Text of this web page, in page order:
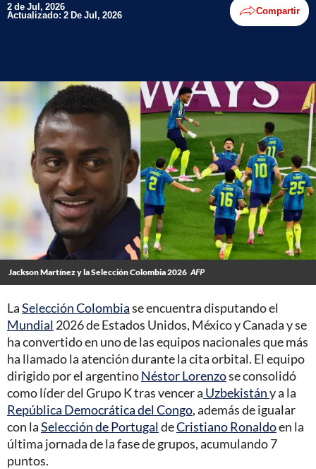
2 de Jul, 2026
Actualizado: 2 De Jul, 2026 Compartir
Jackson Martínez y la Selección Colombia 2026 AFP
LaSelección Colombiase encuentra disputando el
Mundial 2026 de Estados Unidos, México y Canada y se
ha convertido en uno de las equipos nacionales que más
ha llamado la atención durante la cita orbital. El equipo
dirigido por el argentinoNéstor Lorenzose consolidó
como líder del Grupo K tras vencer a Uzbekistány a la
República Democrática del Congo, además de igualar
con laSelección de PortugaldeCristiano Ronaldoen la
última jornada de la fase de grupos, acumulando 7
puntos.